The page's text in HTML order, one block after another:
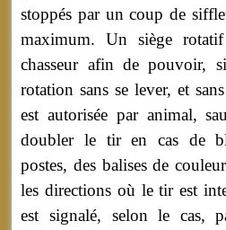
stoppés par un coup de
maximum. Un siège
chasseur afin de pouvoir,
rotation sans se lever, et
est autorisée par animal,
doubler le tir en cas de
postes, des balises de
les directions où le tir est
est signalé, selon le cas,